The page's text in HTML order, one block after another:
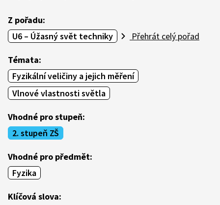
Z pořadu:
U6 – Úžasný svět techniky
Přehrát celý pořad
Témata:
Fyzikální veličiny a jejich měření
Vlnové vlastnosti světla
Vhodné pro stupeň:
2. stupeň ZŠ
Vhodné pro předmět:
Fyzika
Klíčová slova: